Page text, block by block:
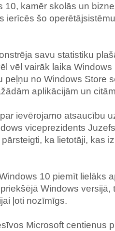
10, kamēr skolās un
ierīcēs šo
savu statistiku
vēl vairāk laika Windows
peļņu no Windows Store
aplikācijām un
ievērojamo atsaucību
viceprezidents
ka lietotāji, kas
10 piemīt lielāks
Windows versijā,
ļoti nozīmīgs.
Microsoft centienus